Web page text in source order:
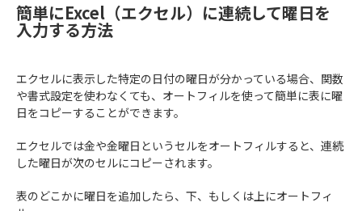
簡単にExcel（エクセル）に連続して曜日を
入力する方法
エクセルに表示した特定の日付の曜日が分かっている場合、関数
や書式設定を使わなくても、オートフィルを使って簡単に表に曜
日をコピーすることができます。
エクセルでは金や金曜日というセルをオートフィルすると、連続
した曜日が次のセルにコピーされます。
表のどこかに曜日を追加したら、下、もしくは上にオートフィ